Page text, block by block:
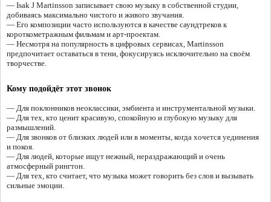
— Isak J Martinsson записывает свою музыку в собственной студии,
добиваясь максимально чистого и живого звучания.
— Его композиции часто используются в качестве саундтреков к
короткометражным фильмам и арт-проектам.
— Несмотря на популярность в цифровых сервисах, Martinsson
предпочитает оставаться в тени, фокусируясь исключительно на своём
творчестве.
Кому подойдёт этот звонок
— Для поклонников неоклассики, эмбиента и инструментальной музыки.
— Для тех, кто ценит красивую, спокойную и глубокую музыку для
размышлений.
— Для звонков от близких людей или в моменты, когда хочется уединения
и покоя.
— Для людей, которые ищут нежный, нераздражающий и очень
атмосферный рингтон.
— Для тех, кто считает, что музыка может говорить без слов и вызывать
сильные эмоции.